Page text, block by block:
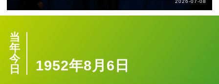
2026-07-08
当
年
今
日
1952年8月6日